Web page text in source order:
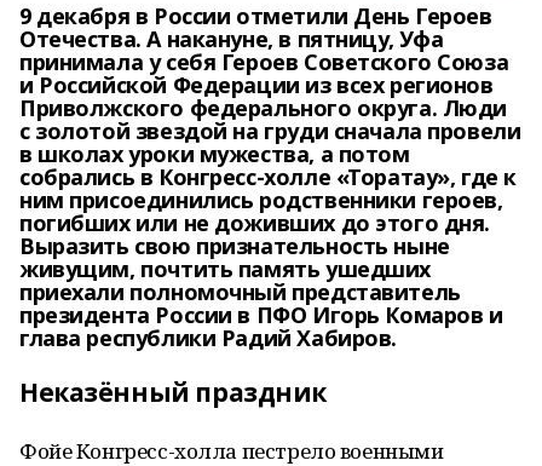
9 декабря в России отметили День Героев
Отечества. А накануне, в пятницу, Уфа
принимала у себя Героев Советского Союза
и Российской Федерации из всех регионов
Приволжского федерального округа. Люди
с золотой звездой на груди сначала провели
в школах уроки мужества, а потом
собрались в Конгресс-холле «Торатау», где к
ним присоединились родственники героев,
погибших или не доживших до этого дня.
Выразить свою признательность ныне
живущим, почтить память ушедших
приехали полномочный представитель
президента России в ПФО Игорь Комаров и
глава республики Радий Хабиров.
Неказённый праздник
Фойе Конгресс-холла пестрело военными